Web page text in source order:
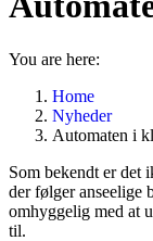
You are here:
Home
Nyheder
Automaten i
Som bekendt er det
der følger anseelige
omhyggelig med at
til.